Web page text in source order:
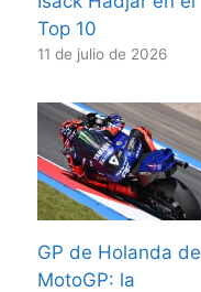
Top 10
11 de julio de 2026
GP de Holanda de
MotoGP: la